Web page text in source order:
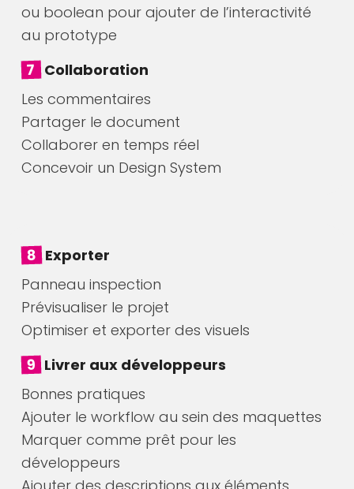
ou boolean pour ajouter de l’interactivité
au prototype
7 Collaboration
Les commentaires
Partager le document
Collaborer en temps réel
Concevoir un Design System
8 Exporter
Panneau inspection
Prévisualiser le projet
Optimiser et exporter des visuels
9 Livrer aux développeurs
Bonnes pratiques
Ajouter le workflow au sein des maquettes
Marquer comme prêt pour les
développeurs